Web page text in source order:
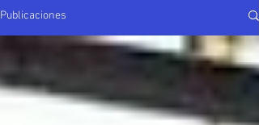
Publicaciones